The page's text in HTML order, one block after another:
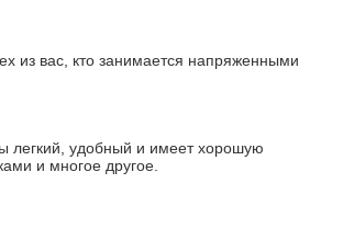
из вас, кто занимается напряженными
легкий, удобный и имеет хорошую
и многое другое.